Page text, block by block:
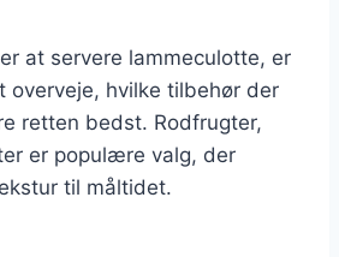
at servere lammeculotte, er
overveje, hvilke tilbehør der
retten bedst. Rodfrugter,
er populære valg, der
til måltidet.